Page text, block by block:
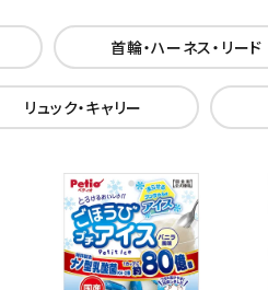
首輪・ハーネス・リード
リュック・キャリー